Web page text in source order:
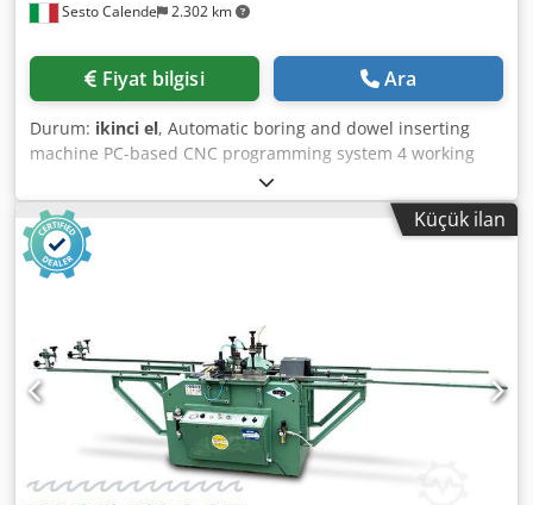
Sesto Calende 2.302 km
Fiyat bilgisi Ara
Durum: ikinci el, Automatic boring and dowel inserting
machine PC-based CNC programming system 4 working
zones in X-direction Working dimensions (mm): 1200–600 x
2 Workpiece thickness: 10–40 mm 1 horizontal boring unit
Dodpfx Asw D Dckeh Tsck 2 glue and dowel inserting units
1 horizontal boring head with 5 spindles 1 vertical boring
head with 5 spindles 1 8-liter glue tank + 1 8-liter water
drilling depth without dowel: 45 mm Electronically, NC-
controlled glue dosing 2 tanks with vibrators for dowel
storage Dowel dimensions: diameter 8 mm x length 35 mm
Maximum dowel projection: 15 mm Glue/water gluing
Küçük ilan